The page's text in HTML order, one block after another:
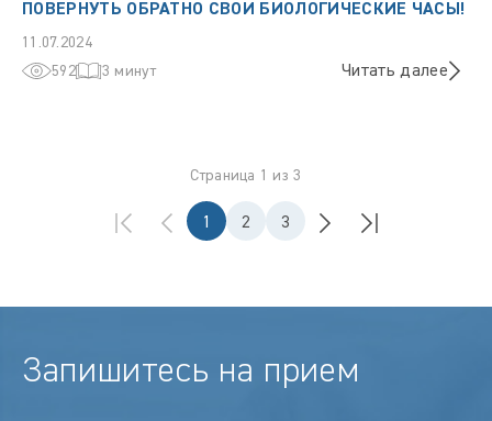
ПОВЕРНУТЬ ОБРАТНО СВОИ БИОЛОГИЧЕСКИЕ ЧАСЫ!
11.07.2024
592
3 минут Читать далее
Страница 1 из 3
1 2 3
Запишитесь на прием